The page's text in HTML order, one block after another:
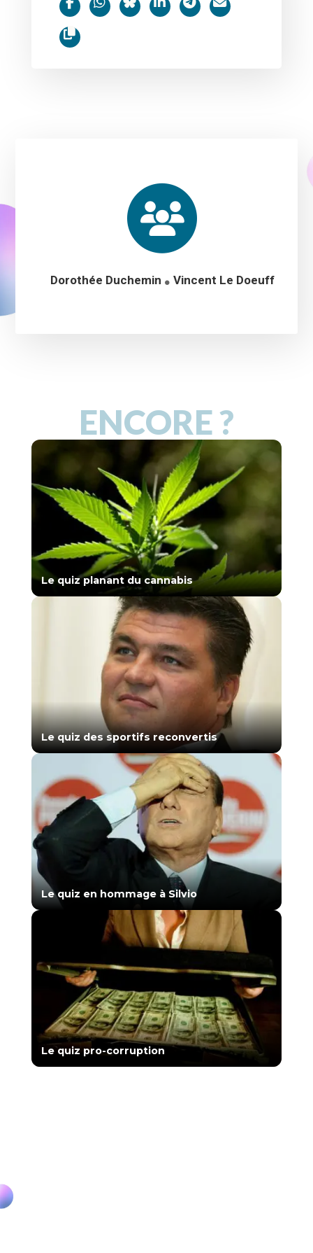
Dorothée Duchemin Vincent Le Doeuff
ENCORE ?
Le quiz planant du cannabis
Le quiz des sportifs reconvertis
Le quiz en hommage à Silvio
Le quiz pro-corruption